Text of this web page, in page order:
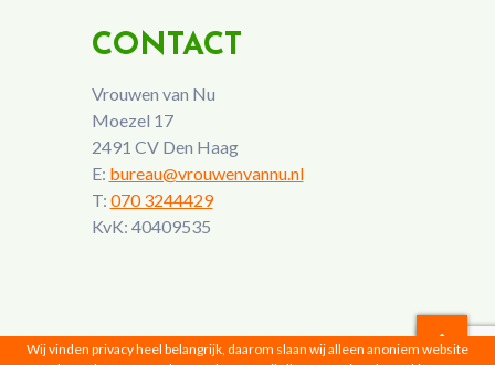
CONTACT
Vrouwen van Nu
Moezel 17
2491 CV Den Haag
E: bureau@vrouwenvannu.nl
T: 070 3244429
KvK: 40409535
Wij vinden privacy heel belangrijk, daarom slaan wij alleen anoniem website